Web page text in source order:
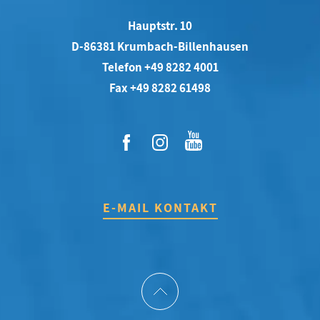
Hauptstr. 10
D-86381 Krumbach-Billenhausen
Telefon +49 8282 4001
Fax +49 8282 61498
E-MAIL KONTAKT